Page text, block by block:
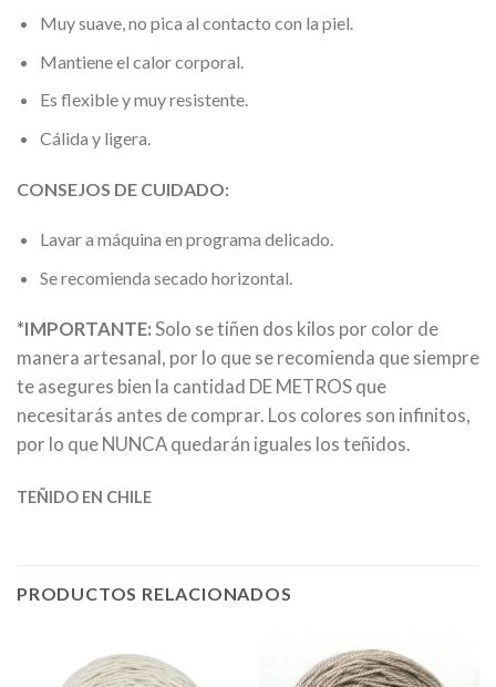
Muy suave, no pica al contacto con la piel.
Mantiene el calor corporal.
Es flexible y muy resistente.
Cálida y ligera.
CONSEJOS DE CUIDADO:
Lavar a máquina en programa delicado.
Se recomienda secado horizontal.
*IMPORTANTE:Solo se tiñen dos kilos por color de
manera artesanal, por lo que se recomienda que siempre
te asegures bien la cantidad DE METROS que
necesitarás antes de comprar. Los colores son infinitos,
por lo que NUNCA quedarán iguales los teñidos.
TEÑIDO EN CHILE
PRODUCTOS RELACIONADOS